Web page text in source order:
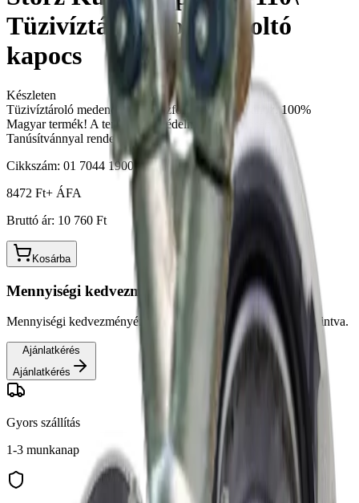
Tüzivíztározóhoz\ Tűzoltó
kapocs
Készleten
Tüzivíztároló medencékhez! Vízforrások lezárásához. 100%
Magyar termék! A termék Tűzvédelmi Megfelelőségi
Tanúsítvánnyal rendelkezik!
Cikkszám: 01 7044 1900 00
8472 Ft+ ÁFA
Bruttó ár: 10 760 Ft
Kosárba
Mennyiségi kedvezmény
Mennyiségi kedvezményért érdeklődjön az alábbi gombra kattintva.
Ajánlatkérés
Ajánlatkérés
Gyors szállítás
1-3 munkanap